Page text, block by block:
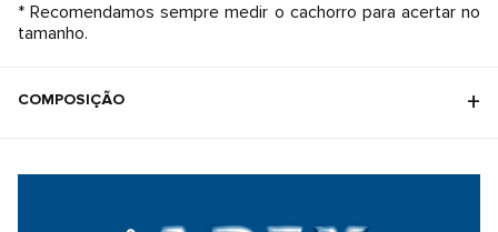
* Recomendamos sempre medir o cachorro para acertar no
tamanho.
COMPOSIÇÃO